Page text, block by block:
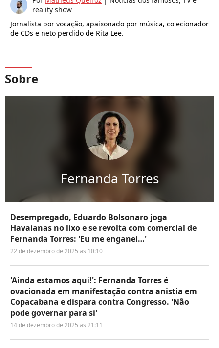
reality show
Jornalista por vocação, apaixonado por música, colecionador
de CDs e neto perdido de Rita Lee.
Sobre
Fernanda Torres
Desempregado, Eduardo Bolsonaro joga
Havaianas no lixo e se revolta com comercial de
Fernanda Torres: 'Eu me enganei…'
22 de dezembro de 2025 às 10:10
'Ainda estamos aqui!': Fernanda Torres é
ovacionada em manifestação contra anistia em
Copacabana e dispara contra Congresso. 'Não
pode governar para si'
14 de dezembro de 2025 às 21:11